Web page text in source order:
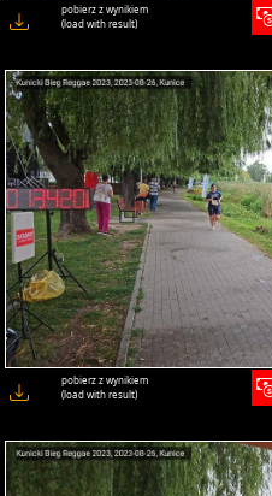
pobierz z wynikiem
(load with result)
pobierz z wynikiem
(load with result)